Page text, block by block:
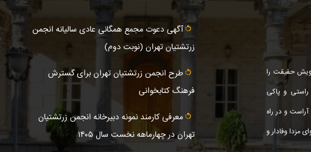
حقیقت را
راستی و پاكی
و در راه
وفادار و
آگهى دعوت مجمع همگانی عادى ساليانه انجمن
زرتشتيان تهران (نوبت دوم)
طرح انجمن زرتشتیان تهران برای گسترش
فرهنگ کتابخوانی
معرفی کارمند نمونه دبیرخانه انجمن زرتشتیان
تهران در چهارماهه نخست سال ۱۴۰۵